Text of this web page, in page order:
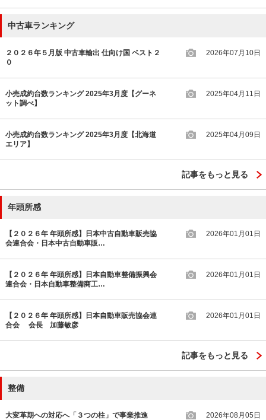
中古車ランキング
２０２６年５月版 中古車輸出 仕向け国 ベスト２
０
2026年07月10日
小売成約台数ランキング 2025年3月度【グーネ
ット調べ】
2025年04月11日
小売成約台数ランキング 2025年3月度【北海道
エリア】
2025年04月09日
記事をもっと見る
年頭所感
【２０２６年 年頭所感】日本中古自動車販売協
会連合会・日本中古自動車販…
2026年01月01日
【２０２６年 年頭所感】日本自動車整備振興会
連合会・日本自動車整備商工…
2026年01月01日
【２０２６年 年頭所感】日本自動車販売協会連
合会 会長 加藤敏彦
2026年01月01日
記事をもっと見る
整備
大変革期への対応へ「３つの柱」で事業推進 2026年08月05日